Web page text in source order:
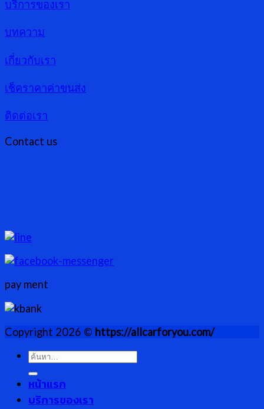
บริการของเรา
บทความ
เกี่ยวกับเรา
เช็คราคาค่าขนส่ง
ติดต่อเรา
Contact us
pay ment
Copyright 2026 © https://allcarforyou.com/
ค้นหา:
หน้าแรก
บริการของเรา